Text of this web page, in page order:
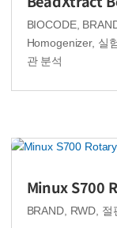
BIOCODE,
Homogenizer, 실
관 분석
Minux S700
BRAND, RWD 절